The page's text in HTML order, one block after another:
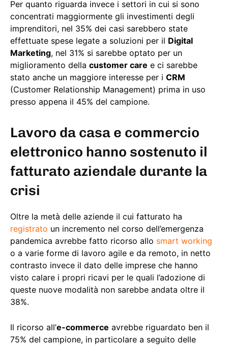
Per quanto riguarda invece i settori in cui si sono
concentrati maggiormente gli investimenti degli
imprenditori, nel 35% dei casi sarebbero state
effettuate spese legate a soluzioni per il Digital
Marketing, nel 31% si sarebbe optato per un
miglioramento della customer care e ci sarebbe
stato anche un maggiore interesse per i CRM
(Customer Relationship Management) prima in uso
presso appena il 45% del campione.
Lavoro da casa e commercio
elettronico hanno sostenuto il
fatturato aziendale durante la
crisi
Oltre la metà delle aziende il cui fatturato ha
registrato un incremento nel corso dell’emergenza
pandemica avrebbe fatto ricorso allo smart working
o a varie forme di lavoro agile e da remoto, in netto
contrasto invece il dato delle imprese che hanno
visto calare i propri ricavi per le quali l’adozione di
queste nuove modalità non sarebbe andata oltre il
38%.
Il ricorso all’e-commerce avrebbe riguardato ben il
75% del campione, in particolare a seguito delle